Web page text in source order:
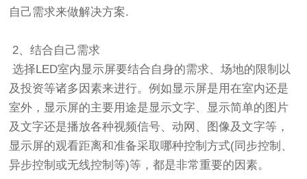
自己需求来做解决方案.
2、结合自己需求
选择LED室内显示屏要结合自身的需求、场地的限制以
及投资等诸多因素来进行。例如显示屏是用在室内还是
室外，显示屏的主要用途是显示文字、显示简单的图片
及文字还是播放各种视频信号、动网、图像及文字等，
显示屏的观看距离和准备采取哪种控制方式(同步控制、
异步控制或无线控制等)等，都是非常重要的因素。